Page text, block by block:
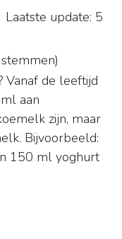
update: 5
)
Vanaf de leeftijd
aan
zijn, maar
Bijvoorbeeld:
150 ml yoghurt